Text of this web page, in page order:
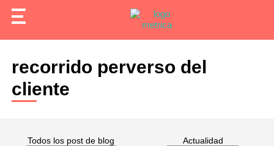
recorrido perverso del
cliente
Todos los post de blog Actualidad